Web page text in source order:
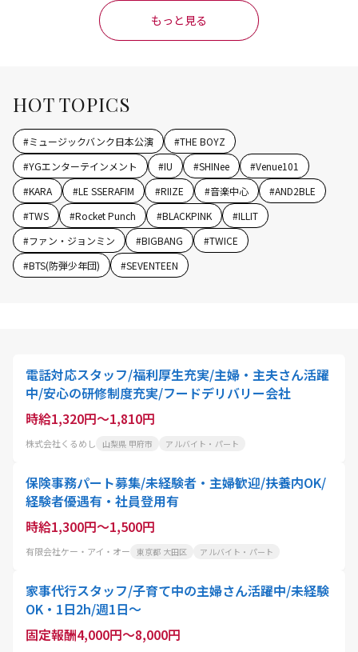
もっと見る
HOT TOPICS
#ミュージックバンク日本公演 #THE BOYZ
#YGエンターテインメント #IU #SHINee #Venue101
#KARA #LE SSERAFIM #RIIZE #音楽中心 #AND2BLE
#TWS #Rocket Punch #BLACKPINK #ILLIT
#ファン・ジョンミン #BIGBANG #TWICE
#BTS(防弾少年団) #SEVENTEEN
電話対応スタッフ/福利厚生充実/主婦・主夫さん活躍
中/安心の研修制度充実/フードデリバリー会社
時給1,320円～1,810円
株式会社くるめし 山梨県 甲府市 アルバイト・パート
保険事務パート募集/未経験者・主婦歓迎/扶養内OK/
経験者優遇有・社員登用有
時給1,300円～1,500円
有限会社ケー・アイ・オー 東京都 大田区 アルバイト・パート
家事代行スタッフ/子育て中の主婦さん活躍中/未経験
OK・1日2h/週1日〜
固定報酬4,000円～8,000円